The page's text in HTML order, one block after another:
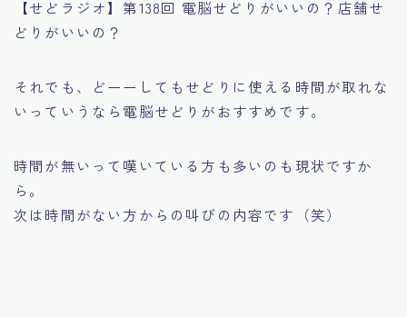
【せどラジオ】第138回 電脳せどりがいいの？店舗せ
どりがいいの？
それでも、
どーーしてもせどりに使える時間が取れな
い っていうなら 電脳せどりがおすすめです。
時間が無いって嘆いている方も多いのも現状ですか
ら。
次は時間がない方からの叫びの内容です（笑）